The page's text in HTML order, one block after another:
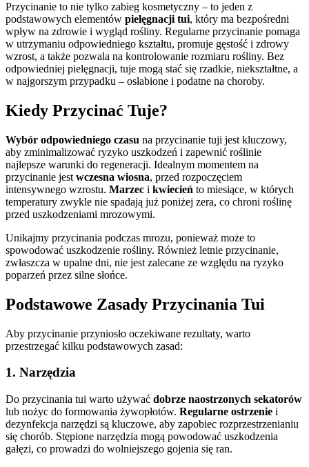
Przycinanie to nie tylko zabieg kosmetyczny – to jeden z
podstawowych elementów pielęgnacji tui, który ma bezpośredni
wpływ na zdrowie i wygląd rośliny. Regularne przycinanie pomaga
w utrzymaniu odpowiedniego kształtu, promuje gęstość i zdrowy
wzrost, a także pozwala na kontrolowanie rozmiaru rośliny. Bez
odpowiedniej pielęgnacji, tuje mogą stać się rzadkie, niekształtne, a
w najgorszym przypadku – osłabione i podatne na choroby.
Kiedy Przycinać Tuje?
Wybór odpowiedniego czasu na przycinanie tuji jest kluczowy,
aby zminimalizować ryzyko uszkodzeń i zapewnić roślinie
najlepsze warunki do regeneracji. Idealnym momentem na
przycinanie jest wczesna wiosna, przed rozpoczęciem
intensywnego wzrostu. Marzec i kwiecień to miesiące, w których
temperatury zwykle nie spadają już poniżej zera, co chroni roślinę
przed uszkodzeniami mrozowymi.
Unikajmy przycinania podczas mrozu, ponieważ może to
spowodować uszkodzenie rośliny. Również letnie przycinanie,
zwłaszcza w upalne dni, nie jest zalecane ze względu na ryzyko
poparzeń przez silne słońce.
Podstawowe Zasady Przycinania Tui
Aby przycinanie przyniosło oczekiwane rezultaty, warto
przestrzegać kilku podstawowych zasad:
1. Narzędzia
Do przycinania tui warto używać dobrze naostrzonych sekatorów
lub nożyc do formowania żywopłotów. Regularne ostrzenie i
dezynfekcja narzędzi są kluczowe, aby zapobiec rozprzestrzenianiu
się chorób. Stępione narzędzia mogą powodować uszkodzenia
gałęzi, co prowadzi do wolniejszego gojenia się ran.